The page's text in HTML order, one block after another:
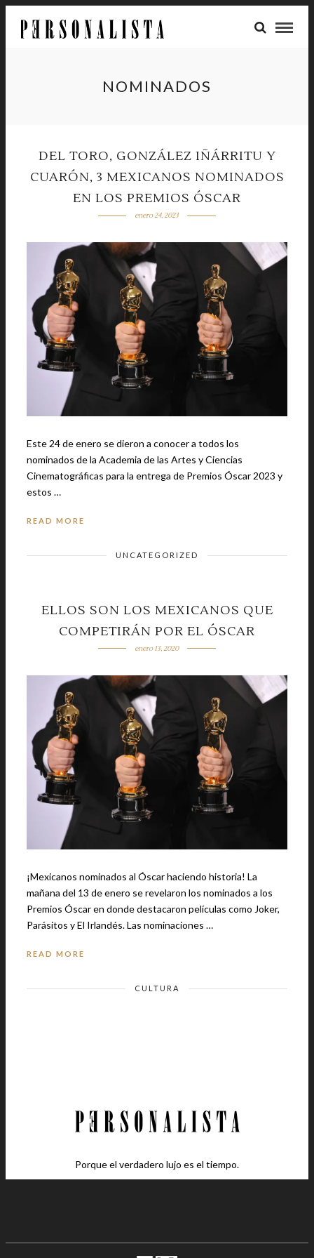
NOMINADOS
DEL TORO, GONZÁLEZ IÑÁRRITU Y
CUARÓN, 3 MEXICANOS NOMINADOS
EN LOS PREMIOS ÓSCAR
enero 24, 2023
Este 24 de enero se dieron a conocer a todos los
nominados de la Academia de las Artes y Ciencias
Cinematográficas para la entrega de Premios Óscar 2023 y
estos …
READ MORE
UNCATEGORIZED
ELLOS SON LOS MEXICANOS QUE
COMPETIRÁN POR EL ÓSCAR
enero 13, 2020
¡Mexicanos nominados al Óscar haciendo historia! La
mañana del 13 de enero se revelaron los nominados a los
Premios Óscar en donde destacaron películas como Joker,
Parásitos y El Irlandés. Las nominaciones …
READ MORE
CULTURA
Porque el verdadero lujo es el tiempo.